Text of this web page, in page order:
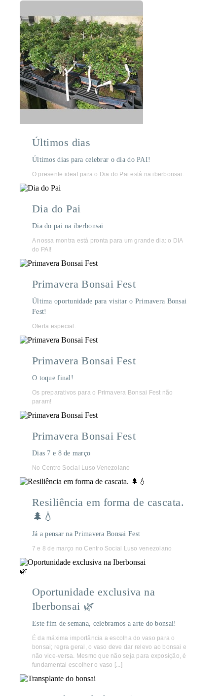
Últimos dias
Últimos dias para celebrar o dia do PAI!
O presente ideal para o Dia do Pai está na iberbonsai.
Dia do Pai
Dia do pai na iberbonsai
A nossa montra está pronta para um grande dia: o DIA
do PAI!
Primavera Bonsai Fest
Última oportunidade para visitar o Primavera Bonsai
Fest!
Oferta especial.
Primavera Bonsai Fest
O toque final!
Os preparativos para o Primavera Bonsai Fest não
param!
Primavera Bonsai Fest
Dias 7 e 8 de março
No Centro Social Luso Venezolano
Resiliência em forma de cascata.
🌲💧
Já a pensar na Primavera Bonsai Fest
7 e 8 de março no Centro Social Luso venezolano
Oportunidade exclusiva na
Iberbonsai 🌿
Este fim de semana, celebramos a arte do bonsai!
É da máxima importância a escolha do vaso para o
bonsai; regra geral, o vaso deve dar relevo ao bonsai e
não vice-versa. Mesmo que não seja para exposição, é
fundamental escolher o vaso [...]